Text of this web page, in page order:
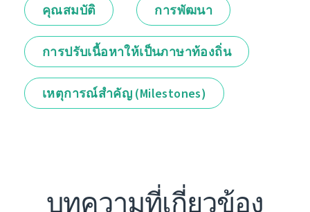
คุณสมบัติ การพัฒนา
การปรับเนื้อหาให้เป็นภาษาท้องถิ่น
เหตุการณ์สำคัญ (Milestones)
บทความที่เกี่ยวข้อง